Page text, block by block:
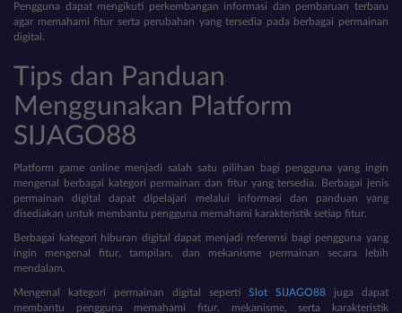
Pengguna dapat mengikuti perkembangan informasi dan pembaruan terbaru
agar memahami fitur serta perubahan yang tersedia pada berbagai permainan
digital.
Tips dan Panduan
Menggunakan Platform
SIJAGO88
Platform game online menjadi salah satu pilihan bagi pengguna yang ingin
mengenal berbagai kategori permainan dan fitur yang tersedia. Berbagai jenis
permainan digital dapat dipelajari melalui informasi dan panduan yang
disediakan untuk membantu pengguna memahami karakteristik setiap fitur.
Berbagai kategori hiburan digital dapat menjadi referensi bagi pengguna yang
ingin mengenal fitur, tampilan, dan mekanisme permainan secara lebih
mendalam.
Mengenal kategori permainan digital seperti Slot SIJAGO88 juga dapat
membantu pengguna memahami fitur, mekanisme, serta karakteristik